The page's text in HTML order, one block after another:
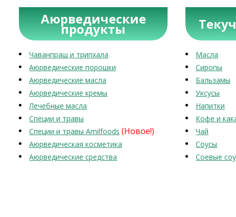
Аюрведические
продукты
Чаванпраш и трипхала
Аюрведические порошки
Аюрведические масла
Аюрведические кремы
Лечебные масла
Специи и травы
Специи и травы Amilfoods (Новое!)
Аюрведическая косметика
Аюрведические средства
Масла
Сиропы
Бальзамы
Уксусы
Напитки
Кофе и
Чай
Соусы
Соевые